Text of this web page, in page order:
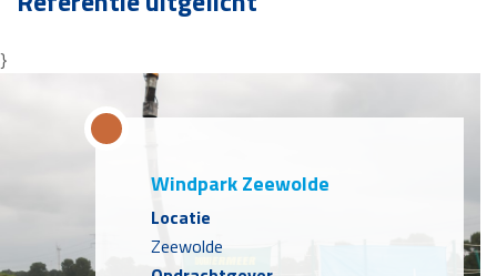
}
Windpark Zeewolde
Locatie
Zeewolde